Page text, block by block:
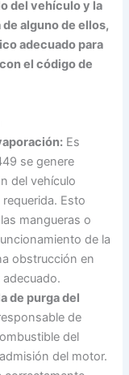
del vehículo y la
alguno de ellos,
adecuado para
el código de
Es
se genere
del vehículo
Esto
mangueras o
de la
obstrucción en
de purga del
de
del
del motor.